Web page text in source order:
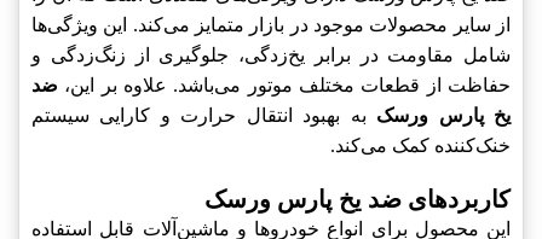
از سایر محصولات موجود در بازار متمایز می‌کند. این ویژگی‌ها
شامل مقاومت در برابر یخ‌زدگی، جلوگیری از زنگ‌زدگی و
حفاظت از قطعات مختلف موتور می‌باشد. علاوه بر این، ضد
یخ پارس ورسک به بهبود انتقال حرارت و کارایی سیستم
خنک‌کننده کمک می‌کند.
کاربردهای ضد یخ پارس ورسک
این محصول برای انواع خودروها و ماشین‌آلات قابل استفاده